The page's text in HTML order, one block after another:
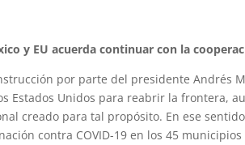
y EU acuerda continuar con la
por parte del presidente Andrés
Estados Unidos para reabrir la frontera,
creado para tal propósito. En ese
contra COVID-19 en los 45